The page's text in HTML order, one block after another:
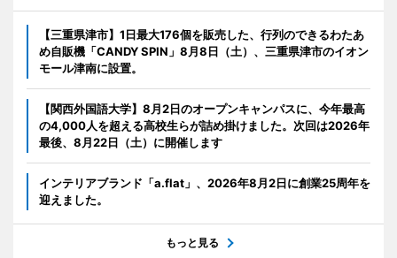
【三重県津市】1日最大176個を販売した、行列のできるわたあ
め自販機「CANDY SPIN」8月8日（土）、三重県津市のイオン
モール津南に設置。
【関西外国語大学】8月2日のオープンキャンパスに、今年最高
の4,000人を超える高校生らが詰め掛けました。次回は2026年
最後、8月22日（土）に開催します
インテリアブランド「a.flat」、2026年8月2日に創業25周年を
迎えました。
もっと見る